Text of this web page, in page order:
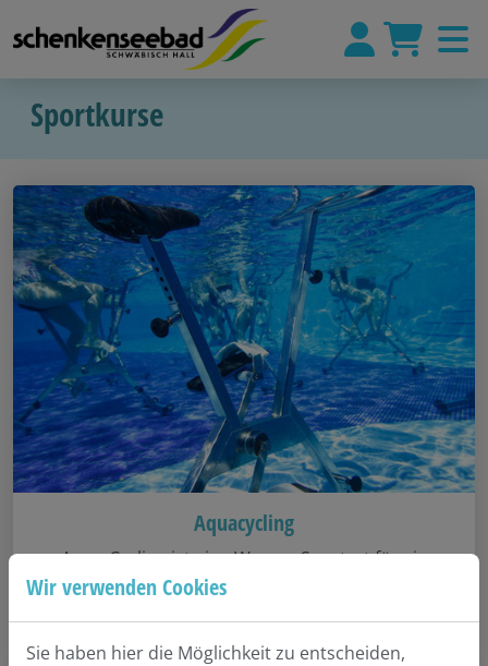
Sportkurse
Aquacycling
Aqua-Cycling ist eine Wasser-Sportart für ein
effektives Fitnesstraining.
Kurse anzeigen
Wir verwenden Cookies
Sie haben hier die Möglichkeit zu entscheiden,